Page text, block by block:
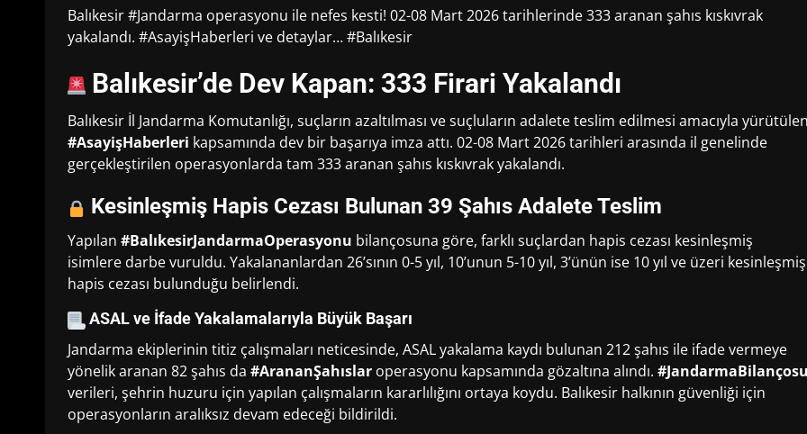
Balıkesir #Jandarma operasyonu ile nefes kesti! 02-08 Mart 2026 tarihlerinde 333 aranan şahıs kıskıvrak
yakalandı. #AsayişHaberleri ve detaylar… #Balıkesir
Balıkesir’de Dev Kapan: 333 Firari Yakalandı
Balıkesir İl Jandarma Komutanlığı, suçların azaltılması ve suçluların adalete teslim edilmesi amacıyla yürütülen
#AsayişHaberleri kapsamında dev bir başarıya imza attı. 02-08 Mart 2026 tarihleri arasında il genelinde
gerçekleştirilen operasyonlarda tam 333 aranan şahıs kıskıvrak yakalandı.
Kesinleşmiş Hapis Cezası Bulunan 39 Şahıs Adalete Teslim
Yapılan #BalıkesirJandarmaOperasyonu bilançosuna göre, farklı suçlardan hapis cezası kesinleşmiş
isimlere darbe vuruldu. Yakalananlardan 26’sının 0-5 yıl, 10’unun 5-10 yıl, 3’ünün ise 10 yıl ve üzeri kesinleşmiş
hapis cezası bulunduğu belirlendi.
ASAL ve İfade Yakalamalarıyla Büyük Başarı
Jandarma ekiplerinin titiz çalışmaları neticesinde, ASAL yakalama kaydı bulunan 212 şahıs ile ifade vermeye
yönelik aranan 82 şahıs da #ArananŞahıslar operasyonu kapsamında gözaltına alındı. #JandarmaBilançosu
verileri, şehrin huzuru için yapılan çalışmaların kararlılığını ortaya koydu. Balıkesir halkının güvenliği için
operasyonların aralıksız devam edeceği bildirildi.